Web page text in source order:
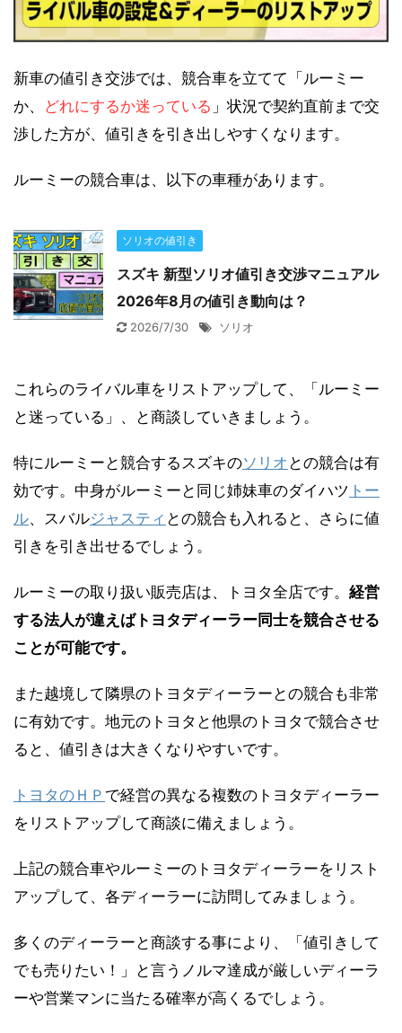
新車の値引き交渉では、競合車を立てて「ルーミー
か、 どれにするか迷っている 」状況で契約直前まで交
渉した方が、値引きを引き出しやすくなります。
ルーミーの競合車は、以下の車種があります。
ソリオの値引き
スズキ 新型ソリオ値引き交渉マニュアル
2026年8月の値引き動向は？
2026/7/30 ソリオ
これらのライバル車をリストアップして、「ルーミー
と迷っている」、と商談していきましょう。
特にルーミーと競合するスズキのソリオ との競合は有
効です。中身がルーミーと同じ姉妹車のダイハツ トー
ル、スバルジャスティ との競合も入れると、さらに値
引きを引き出せるでしょう。
ルーミーの取り扱い販売店は、トヨタ全店です。 経営
する法人が違えばトヨタディーラー同士を競合させる
ことが可能です。
また越境して隣県のトヨタディーラーとの競合も非常
に有効です。地元のトヨタと他県のトヨタで競合させ
ると、値引きは大きくなりやすいです。
トヨタのＨＰ で経営の異なる複数のトヨタディーラー
をリストアップして商談に備えましょう。
上記の競合車やルーミーのトヨタディーラーをリスト
アップして、各ディーラーに訪問してみましょう。
多くのディーラーと商談する事により、「値引きして
でも売りたい！」と言うノルマ達成が厳しいディーラ
ーや営業マンに当たる確率が高くるでしょう。